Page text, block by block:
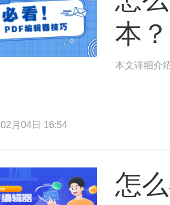
本？
本文详细介
月04日 16:54
怎